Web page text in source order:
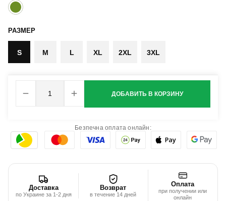
РАЗМЕР
S M L XL 2XL 3XL
ДОБАВИТЬ В КОРЗИНУ
Безпечна оплата онлайн:
Доставка
по Украине за 1-2 дня
Возврат
в течение 14 дней
Оплата
при получении или
онлайн